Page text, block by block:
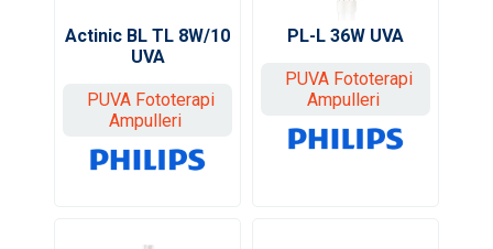
Actinic BL TL 8W/10
UVA
PUVA Fototerapi
Ampulleri
PL-L 36W UVA
PUVA Fototerapi
Ampulleri